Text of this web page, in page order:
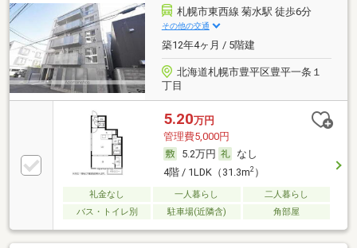
札幌市東西線 菊水駅 徒歩6分
その他の交通
築12年4ヶ月 / 5階建
北海道札幌市豊平区豊平一条１
丁目
5.20万円
管理費5,000円
5.2万円
なし
4階 / 1LDK（31.3m2）
礼金なし 一人暮らし
二人暮らし
バス・トイレ別
駐車場(近隣含) 角部屋